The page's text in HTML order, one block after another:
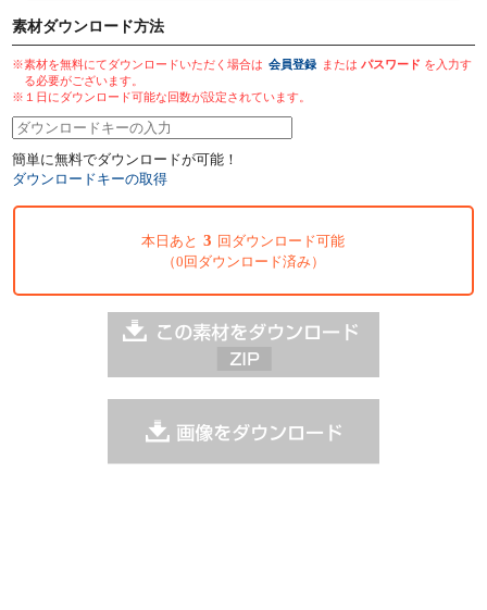
素材ダウンロード方法
※素材を無料にてダウンロードいただく場合は 会員登録 またはパスワード を入力す
る必要がございます。
※１日にダウンロード可能な回数が設定されています。
簡単に無料でダウンロードが可能！
ダウンロードキーの取得
本日あと 3 回ダウンロード可能
（0回ダウンロード済み）